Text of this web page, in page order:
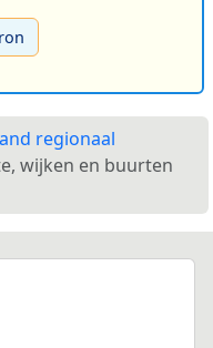
regionaal
wijken en buurten